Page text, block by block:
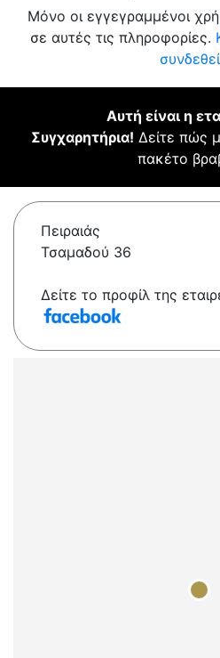
Μόνο οι εγγεγραμμένοι
σε αυτές τις πληροφορίες.
Αυτή είναι η
Συγχαρητήρια! Δείτε πώς
πακέτο
Πειραιάς
Τσαμαδού 36
Δείτε το προφίλ της